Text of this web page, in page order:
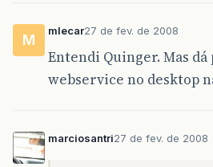
M
mlecar27 de fev. de 2008
Entendi Quinger. Mas dá
webservice no desktop
marciosantri27 de fev. de 2008